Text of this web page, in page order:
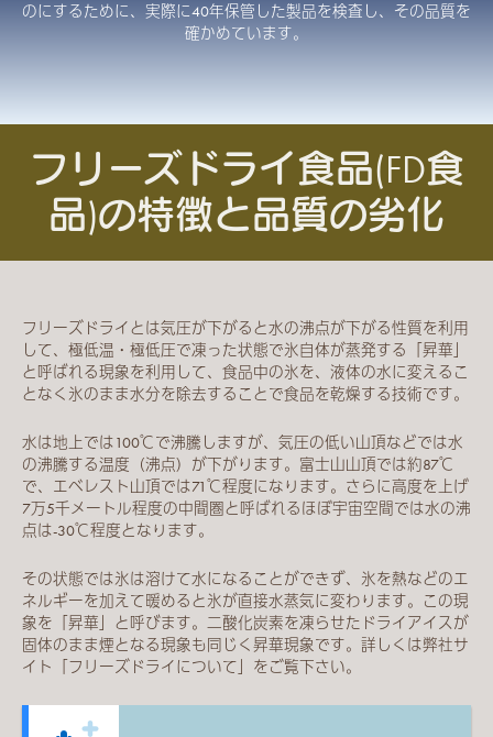
のにするために、実際に40年保管した製品を検査し、その品質を
確かめています。
フリーズドライ食品(FD食
品)の特徴と品質の劣化
フリーズドライとは気圧が下がると水の沸点が下がる性質を利用
して、極低温・極低圧で凍った状態で氷自体が蒸発する「昇華」
と呼ばれる現象を利用して、食品中の氷を、液体の水に変えるこ
となく氷のまま水分を除去することで食品を乾燥する技術です。
水は地上では100℃で沸騰しますが、気圧の低い山頂などでは水
の沸騰する温度（沸点）が下がります。富士山山頂では約87℃
で、エベレスト山頂では71℃程度になります。さらに高度を上げ
7万5千メートル程度の中間圏と呼ばれるほぼ宇宙空間では水の沸
点は-30℃程度となります。
その状態では氷は溶けて水になることができず、氷を熱などのエ
ネルギーを加えて暖めると氷が直接水蒸気に変わります。この現
象を「昇華」と呼びます。二酸化炭素を凍らせたドライアイスが
固体のまま煙となる現象も同じく昇華現象です。詳しくは弊社サ
イト「フリーズドライについて」をご覧下さい。